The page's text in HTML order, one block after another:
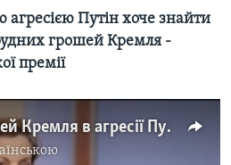
агресією Путін хоче знайти
грошей Кремля -
премії
Слід брудних грошей Кремля в агресії Путіна знайдено лауреатом Пулітцерівської премії. Відео